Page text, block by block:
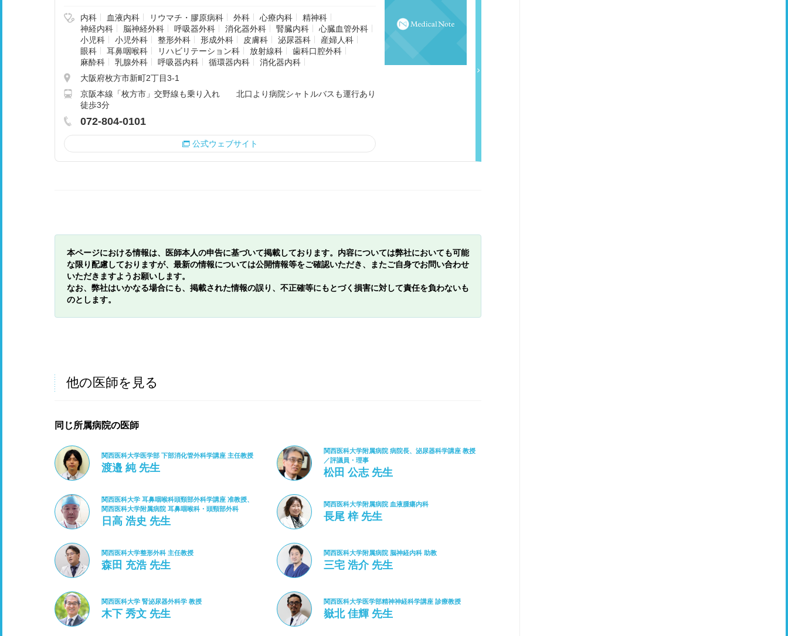
内科 血液内科 リウマチ・膠原病科 外科 心療内科
精神科
神経内科
脳神経外科 呼吸器外科 消化器外科 腎臓内科
心臓血管外科
小児科
小児外科 整形外科 形成外科 皮膚科 泌尿器科
産婦人科
眼科
耳鼻咽喉科 リハビリテーション科 放射線科
歯科口腔外科
麻酔科
乳腺外科 呼吸器内科 循環器内科
消化器内科
大阪府枚方市新町2丁目3-1
京阪本線「枚方市」交野線も乗り入れ 北口より病院シャトルバスも運行あり
徒歩3分
072-804-0101
公式ウェブサイト
本ページにおける情報は、医師本人の申告に基づいて掲載しております。内容については弊社においても可能
な限り配慮しておりますが、最新の情報については公開情報等をご確認いただき、またご自身でお問い合わせ
いただきますようお願いします。
なお、弊社はいかなる場合にも、掲載された情報の誤り、不正確等にもとづく損害に対して責任を負わないも
のとします。
他の医師を見る
同じ所属病院の医師
関西医科大学医学部 下部消化管外科学講座 主任教授
渡邉 純 先生
関西医科大学附属病院 病院長、泌尿器科学講座 教授
／評議員・理事
松田 公志 先生
関西医科大学 耳鼻咽喉科頭頸部外科学講座 准教授、
関西医科大学附属病院 耳鼻咽喉科・頭頸部外科
日高 浩史 先生
関西医科大学附属病院 血液腫瘍内科
長尾 梓 先生
関西医科大学整形外科 主任教授
森田 充浩 先生
関西医科大学附属病院 脳神経内科 助教
三宅 浩介 先生
関西医科大学 腎泌尿器外科学 教授
木下 秀文 先生
関西医科大学医学部精神神経科学講座 診療教授
嶽北 佳輝 先生